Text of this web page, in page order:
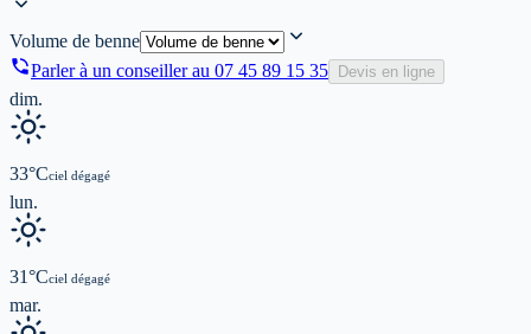
Volume de benne
Parler à un conseiller au 07 45 89 15 35 Devis en ligne
dim.
33°Cciel dégagé
lun.
31°Cciel dégagé
mar.